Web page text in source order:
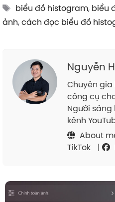
Tags
biểu đồ histogram, biểu
ảnh,cách đọc biểu đồ
Nguyễn
Chuyên
công cụ
Người sáng
kênh
About
TikTok
|